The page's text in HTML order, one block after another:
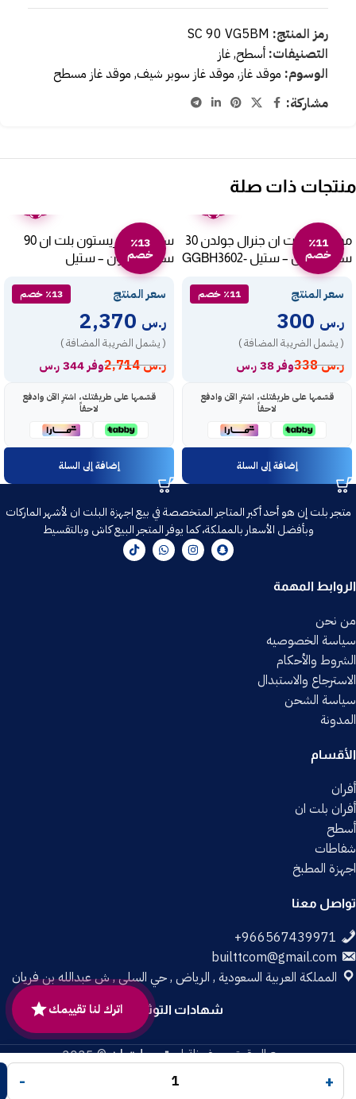
رمز المنتج: SC 90 VG5BM
التصنيفات: أسطح,غاز
الوسوم: موقد غاز, موقد غاز سوبر شيف, موقد غاز مسطح
مشاركة:
منتجات ذات صلة
٪11
خصم
موقد غاز بلت ان جنرال جولدن 30
سم – 2 عين – ستيل GGBH3602-
BL153
سعر المنتج ٪11 خصم
ر.س
( يشمل الضريبة المضافة )
ر.س338 وفر 38 ر.س
قسّمها على طريقتك، اشترِ الآن وادفع
لاحقاً
إضافة إلى السلة
٪13
خصم
سطح غاز اريستون بلت ان 90
سم – 5 عيون – ستيل
Pk951tghsa
سعر المنتج ٪13 خصم
ر.س
( يشمل الضريبة المضافة )
ر.س2,714 وفر 344 ر.س
قسّمها على طريقتك، اشترِ الآن وادفع
لاحقاً
إضافة إلى السلة
متجر بلت إن هو أحد أكبر المتاجر المتخصصة في بيع اجهزة البلت ان لأشهر الماركات
وبأفضل الأسعار بالمملكة، كما يوفر المتجر البيع كاش وبالتقسيط
الروابط المهمة
من نحن
سياسة الخصوصيه
الشروط والأحكام
الاسترجاع والاستبدال
سياسة الشحن
المدونة
الأقسام
أفران
أفران بلت ان
أسطح
شفاطات
اجهزة المطبخ
تواصل معنا
builttcom@gmail.com
المملكة العربية السعودية , الرياض , حي السلي , ش عبدالله بن فريان
شهادات التوثيق
جميع الحقوق محفوظة لـمتجر بلت إن© 2025.
تم التطوير بواسطة
+
-
اترك لنا تقييمك